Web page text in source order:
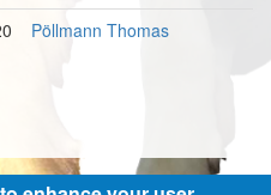
Pöllmann Thomas